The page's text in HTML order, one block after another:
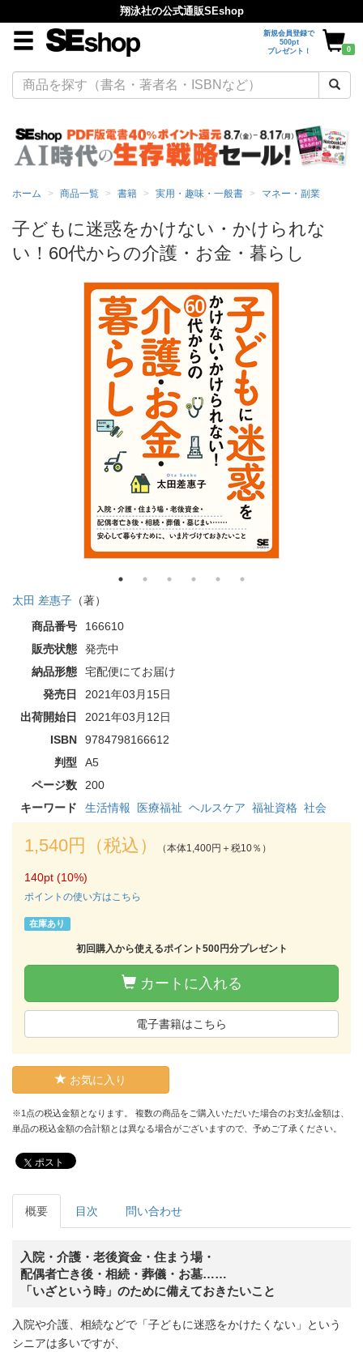
翔泳社の公式通販SEshop
新規会員登録で
500pt
プレゼント！
0
ホーム 商品一覧 書籍 実用・趣味・一般書 マネー・副業
子どもに迷惑をかけない・かけられな
い！60代からの介護・お金・暮らし
太田 差惠子 （著）
商品番号
166610
販売状態
発売中
納品形態
宅配便にてお届け
発売日
2021年03月15日
出荷開始日
2021年03月12日
ISBN
9784798166612
判型
A5
ページ数
200
キーワード
生活情報 医療福祉 ヘルスケア 福祉資格 社会
1,540円（税込） （本体1,400円＋税10％）
140pt (10%)
ポイントの使い方はこちら
在庫あり
初回購入から使えるポイント500円分プレゼント
カートに入れる
電子書籍はこちら
お気に入り
※1点の税込金額となります。 複数の商品をご購入いただいた場合のお支払金額は、
単品の税込金額の合計額とは異なる場合がございますので、予めご了承ください。
ポスト
概要 目次 問い合わせ
入院・介護・老後資金・住まう場・
配偶者亡き後・相続・葬儀・お墓……
「いざという時」のために備えておきたいこと
入院や介護、相続などで「子どもに迷惑をかけたくない」という
シニアは多いですが、